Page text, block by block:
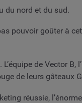
du nord et du sud.
pouvoir goûter à
de Vector B,
de leurs gâteaux
réussie,